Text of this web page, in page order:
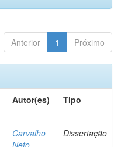
Anterior 1 Próximo
Autor(es) Tipo
Carvalho
Neto,
Dissertação